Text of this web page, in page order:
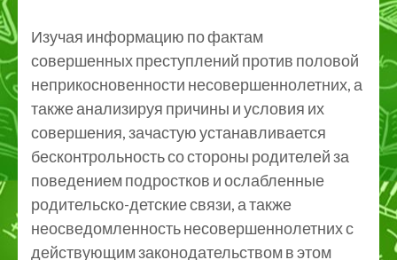
Изучая информацию по фактам
совершенных преступлений против половой
неприкосновенности несовершеннолетних, а
также анализируя причины и условия их
совершения, зачастую устанавливается
бесконтрольность со стороны родителей за
поведением подростков и ослабленные
родительско-детские связи, а также
неосведомленность несовершеннолетних с
действующим законодательством в этом